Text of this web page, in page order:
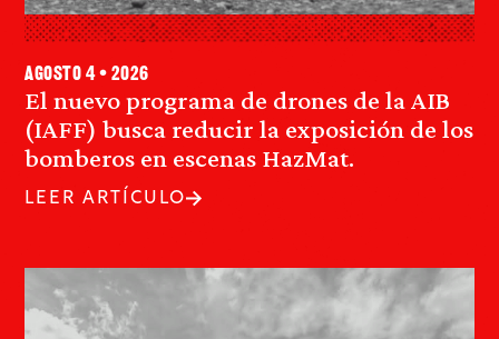
El nuevo programa de drones de la AIB
(IAFF) busca reducir la exposición de los
bomberos en escenas HazMat.
agosto 4 • 2026
LEER ARTÍCULO